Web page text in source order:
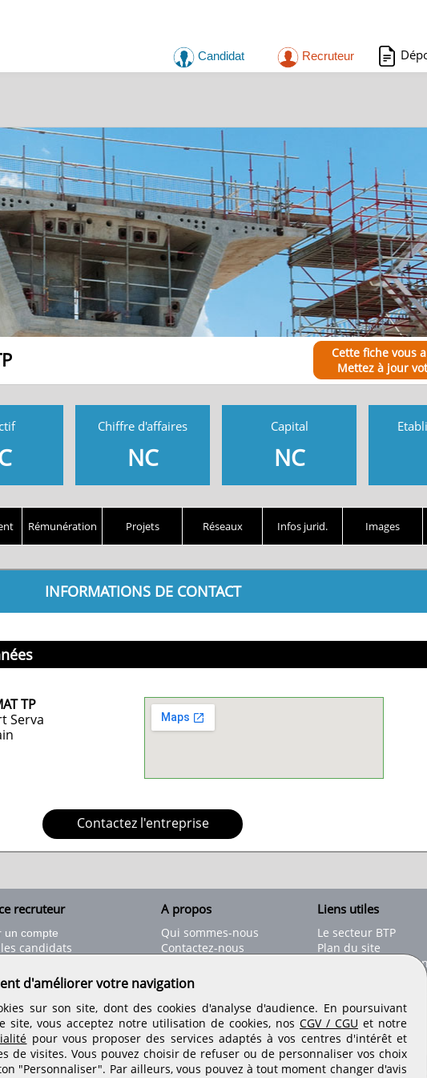
Candidat Recruteur
Cette fiche vous
Mettez à jour
Chiffre d'affaires
NC
Capital
NC
Rémunération Projets Réseaux Infos jurid. Images
INFORMATIONS DE CONTACT
TP
Serva
Contactez l'entreprise
recruteur
un compte
candidats
une offre de stage
A propos
Qui sommes-nous
Contactez-nous
Informations légales
Conditions générales
Rejoignez nos équipes
Liens utiles
Le secteur BTP
Plan du site
Conseils d'utilisation
Conditions de
Paramètres des
Retrouvez-nous sur les réseaux sociaux
d'améliorer votre navigation
sur son site, dont des cookies d'analyse d'audience. En poursuivant
site, vous acceptez notre utilisation de cookies, nos CGV / CGU et notre
pour vous proposer des services adaptés à vos centres d'intérêt et
de visites. Vous pouvez choisir de refuser ou de personnaliser vos choix
"Personnaliser". Par ailleurs, vous pouvez à tout moment changer d'avis